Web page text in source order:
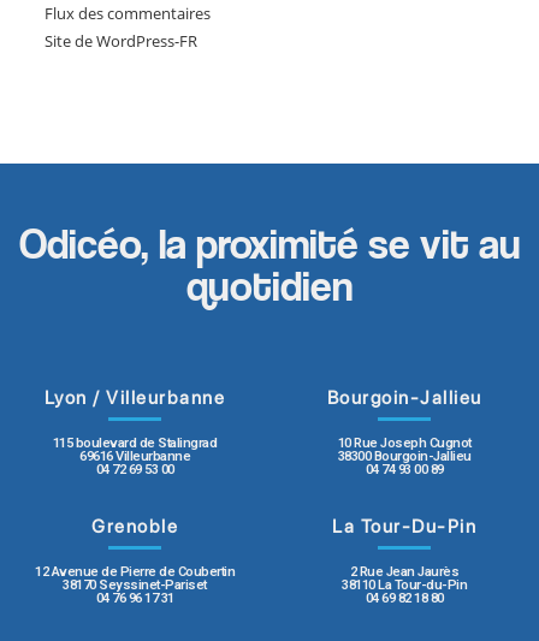
Flux des commentaires
Site de WordPress-FR
Odicéo, la proximité se vit au
quotidien
Lyon / Villeurbanne
115 boulevard de Stalingrad
69616 Villeurbanne
04 72 69 53 00
Bourgoin-Jallieu
10 Rue Joseph Cugnot
38300 Bourgoin-Jallieu
04 74 93 00 89
Grenoble
12 Avenue de Pierre de Coubertin
38170 Seyssinet-Pariset
04 76 96 17 31
La Tour-Du-Pin
2 Rue Jean Jaurès
38110 La Tour-du-Pin
04 69 82 18 80